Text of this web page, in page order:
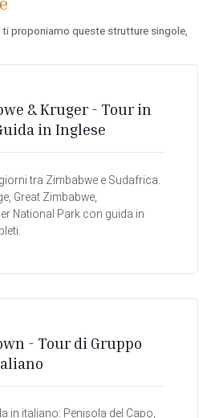
ti proponiamo queste strutture singole,
& Kruger - Tour in
in Inglese
tra Zimbabwe e Sudafrica.
Great Zimbabwe,
National Park con guida in
- Tour di Gruppo
in italiano: Penisola del Capo,